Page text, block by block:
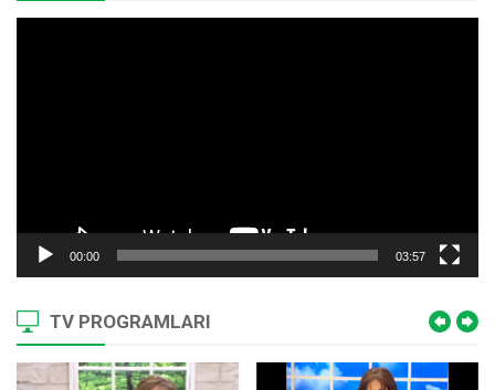
00:00 03:57
TV PROGRAMLARI